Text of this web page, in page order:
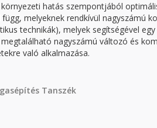
hatás szempontjából
melyeknek rendkívül nagyszámú
technikák), melyek segítségével
nagyszámú változó és
való alkalmazása.
Tanszék